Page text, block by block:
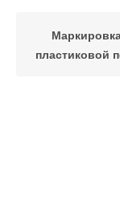
пластиковой